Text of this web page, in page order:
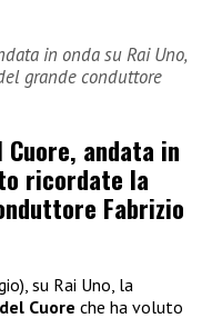
in onda su Rai Uno,
grande conduttore
Cuore, andata in
ricordate la
Fabrizio
su Rai Uno, la
Cuore che ha voluto